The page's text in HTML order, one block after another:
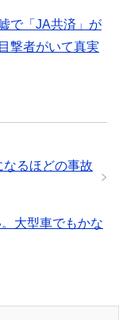
で「JA共済」が
撃者がいて真実
なるほどの事故
大型車でもかな